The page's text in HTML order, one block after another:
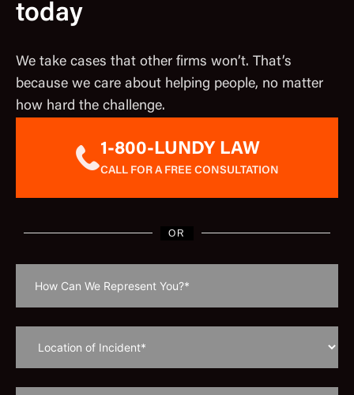
today
We take cases that other firms won’t. That’s
because we care about helping people, no matter
how hard the challenge.
1-800-LUNDY LAW
CALL FOR A FREE CONSULTATION
OR